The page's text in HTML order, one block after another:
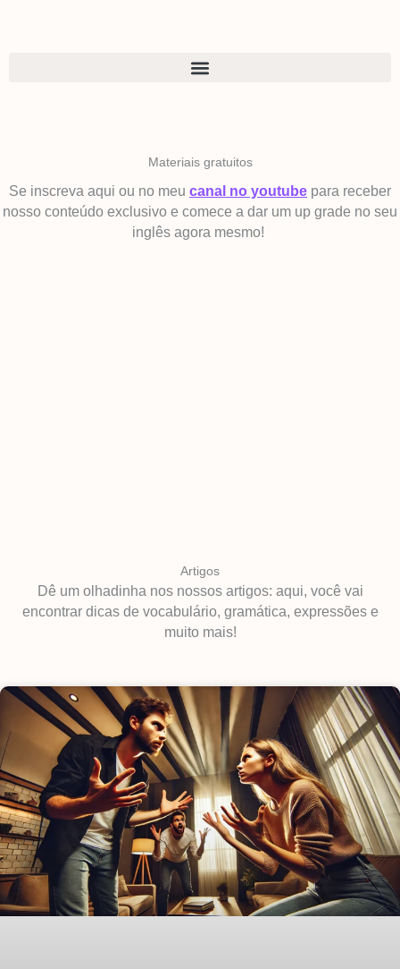
Materiais gratuitos
Se inscreva aqui ou no meu canal no youtube para receber
nosso conteúdo exclusivo e comece a dar um up grade no seu
inglês agora mesmo!
Artigos
Dê um olhadinha nos nossos artigos: aqui, você vai
encontrar dicas de vocabulário, gramática, expressões e
muito mais!